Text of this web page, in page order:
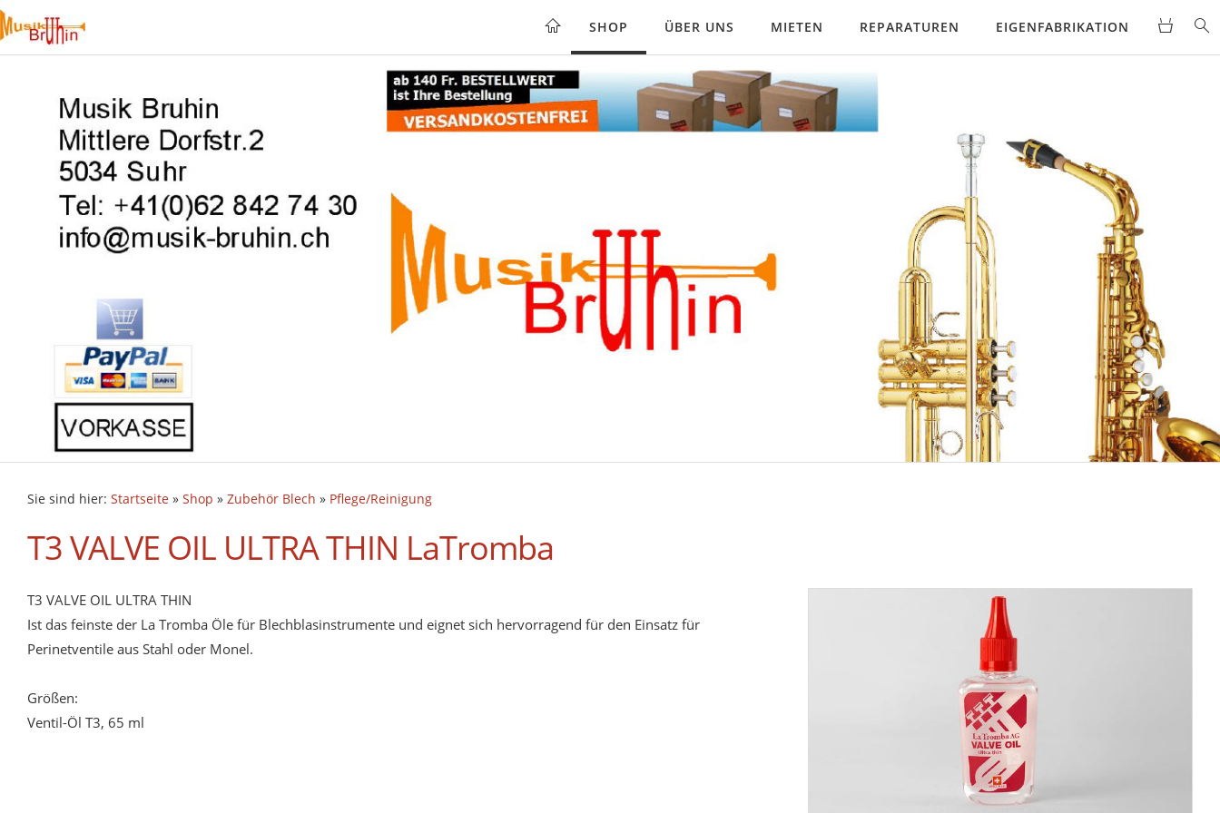
SHOP ÜBER UNS MIETEN REPARATUREN EIGENFABRIKATION
Sie sind hier: Startseite » Shop » Zubehör Blech » Pflege/Reinigung
T3 VALVE OIL ULTRA THIN LaTromba
T3 VALVE OIL ULTRA THIN
Ist das feinste der La Tromba Öle für Blechblasinstrumente und eignet sich hervorragend für den Einsatz für
Perinetventile aus Stahl oder Monel.
Größen:
Ventil-Öl T3, 65 ml